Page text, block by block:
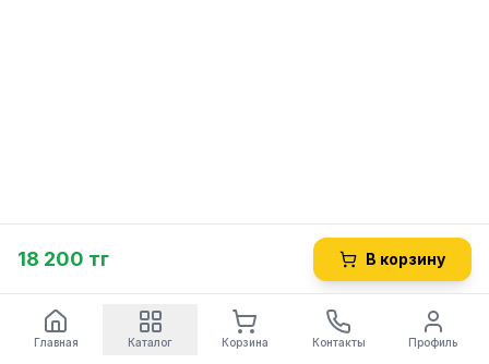
18 200 тг В корзину
Главная Каталог Корзина Контакты Профиль